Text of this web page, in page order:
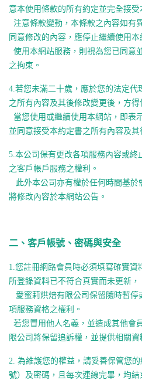
意本使用條款的所有約定並完全接受
注意條款變動，本條款之內容如有
同意修改的內容，應停止繼續使用本
使用本網站服務， 則視為您已同意
之拘束。
4.若您未滿二十歲，應於您的法定代
之所有內容及其後修改變更後， 方得
當您使用或繼續使用本網站，即表
並同意接受本約定書之所有內容及其
5.本公司保有更改各項服務內容或終
之客戶帳戶服務之權利。
此外本公司亦有權於任何時間基於
將修改內容於本網站公告。
二、客戶帳號、密碼與安全
1.您註冊網路會員時必須填寫確實資
所登錄資料已不符合真實而未更新，
愛蜜莉烘焙有限公司 保留隨時暫停
項服務資格之權利。
若您冒用他人名義，並造成其他會
限公司 將保留追訴權，並提供相關資
2. 為維護您的權益，請妥善保管您
號） 及密碼，且每次連線完畢，均結